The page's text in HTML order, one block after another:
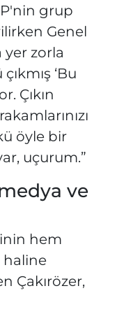
grup
Genel
yer zorla
‘Bu
Çıkın
öyle bir
uçurum.”
ve
hem
haline
Çakırözer,